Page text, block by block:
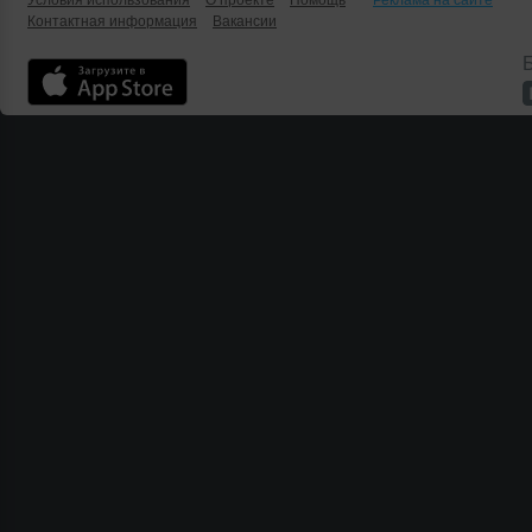
Контактная информация
Вакансии